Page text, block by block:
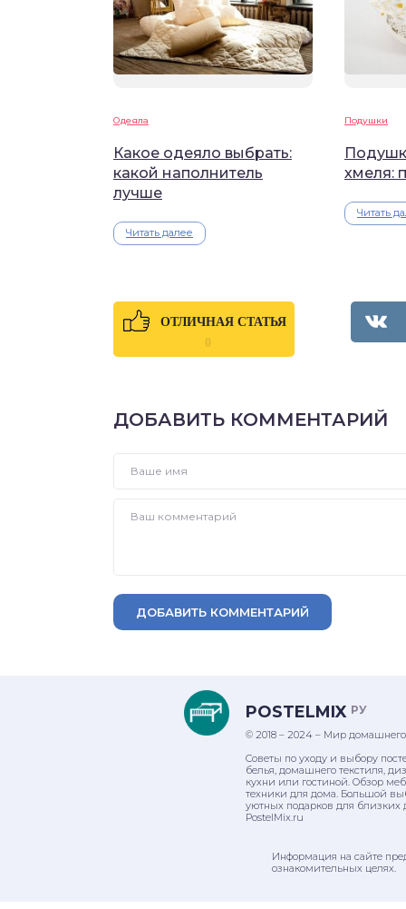
Одеяла
Какое одеяло выбрать:
какой наполнитель
лучше
Читать далее
Подушки
хмеля:
Читать
ОТЛИЧНАЯ СТАТЬЯ
0
ДОБАВИТЬ КОММЕНТАРИЙ
ДОБАВИТЬ КОММЕНТАРИЙ
POSTELMIX РУ
© 2018 – 2024 – Мир
Советы по уходу и выбору
белья, домашнего текстиля,
кухни или гостиной. Обзор
техники для дома. Большой
уютных подарков для близких
PostelMix.ru
Информация на сайте
ознакомительных целях.